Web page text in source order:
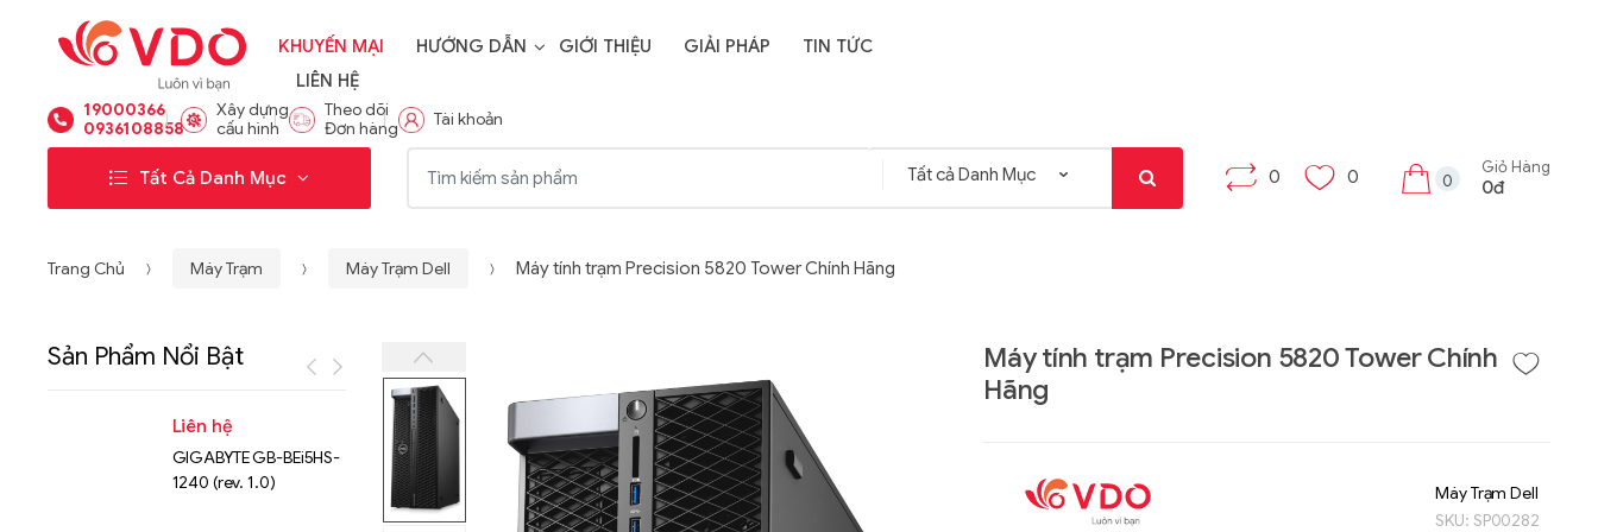
KHUYẾN MẠI HƯỚNG DẪN GIỚI THIỆU GIẢI PHÁP
TIN TỨC
LIÊN HỆ
19000366
0936108858
Xây dựng
cấu hình
Theo dõi
Đơn hàng
Tài khoản
Tất Cả Danh Mục 0 0 0
Giỏ Hàng
0đ
Trang Chủ Máy Trạm Máy Trạm Dell Máy tính trạm Precision 5820 Tower Chính Hãng
Máy tính trạm Precision 5820 Tower Chính
Hãng
Máy Trạm Dell
SKU: SP00282
Sản Phẩm Nổi Bật
Liên hệ
GIGABYTE GB-BEi5HS-
1240 (rev. 1.0)
NVMe™ SSD Storage
Micron - 64GB -
15.36TB
Liên hệ
GIGABYTE G593-ZD1
(rev. AAX1)
Tab X8